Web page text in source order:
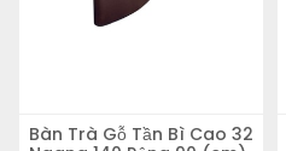
Bàn Trà Gỗ Tần Bì Cao 32